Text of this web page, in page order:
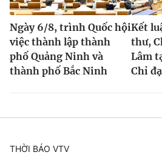
Ngày 6/8, trình Quốc hội
việc thành lập thành
phố Quảng Ninh và
thành phố Bắc Ninh
Kết
thư,
Lâm
Chỉ
THỜI BÁO VTV